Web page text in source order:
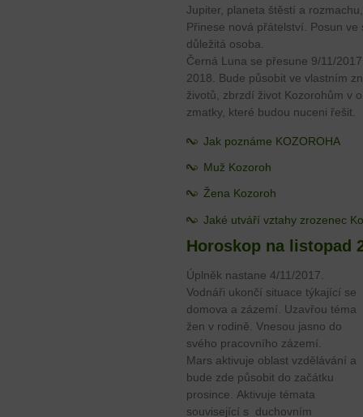
Jupiter, planeta štěstí a
Přinese nová přátelství. Posun
důležitá osoba.
Černá Luna se přesune 9/11/
2018. Bude působit ve vlastním
životů, zbrzdí život Kozorohům v
zmatky, které budou nuceni řešit.
Jak poznáme KOZOROHA
Muž Kozoroh
Žena Kozoroh
Jaké utváří vztahy zrozenec
Horoskop na listopad
Úplněk nastane 4/11/2017.
Vodnáři ukončí situace týkající se
domova a zázemí. Uzavřou téma
žen v rodině. Vnesou jasno do
svého pracovního zázemí.
Mars aktivuje oblast vzdělávání a
bude zde působit do začátku
prosince. Aktivuje témata
související s duchovním